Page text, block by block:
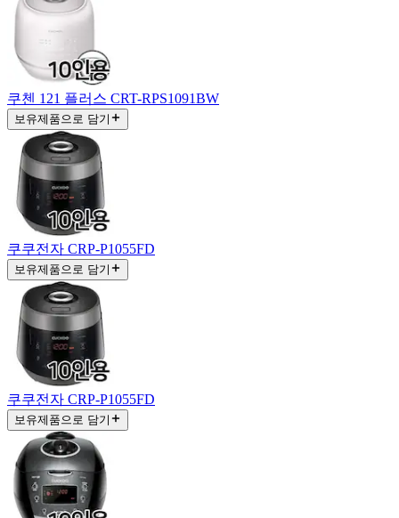
쿠첸 121 플러스 CRT-RPS1091BW
보유제품으로 담기
쿠쿠전자 CRP-P1055FD
보유제품으로 담기
쿠쿠전자 CRP-P1055FD
보유제품으로 담기